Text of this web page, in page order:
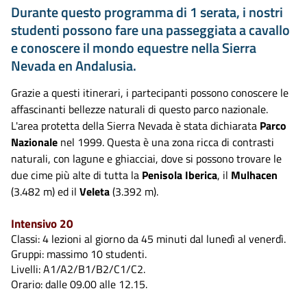
Durante questo programma di 1 serata, i nostri
studenti possono fare una passeggiata a cavallo
e conoscere il mondo equestre nella Sierra
Nevada en Andalusia.
Grazie a questi itinerari, i partecipanti possono conoscere le
affascinanti bellezze naturali di questo parco nazionale.
L'area protetta della Sierra Nevada è stata dichiarata Parco
Nazionale nel 1999. Questa è una zona ricca di contrasti
naturali, con lagune e ghiacciai, dove si possono trovare le
due cime più alte di tutta la Penisola Iberica, il Mulhacen
(3.482 m) ed il Veleta(3.392 m).
Intensivo 20
Classi: 4 lezioni al giorno da 45 minuti dal lunedì al venerdì.
Gruppi: massimo 10 studenti.
Livelli: A1/A2/B1/B2/C1/C2.
Orario: dalle 09.00 alle 12.15.